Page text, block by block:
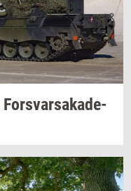
For­svar­sa­ka­de­